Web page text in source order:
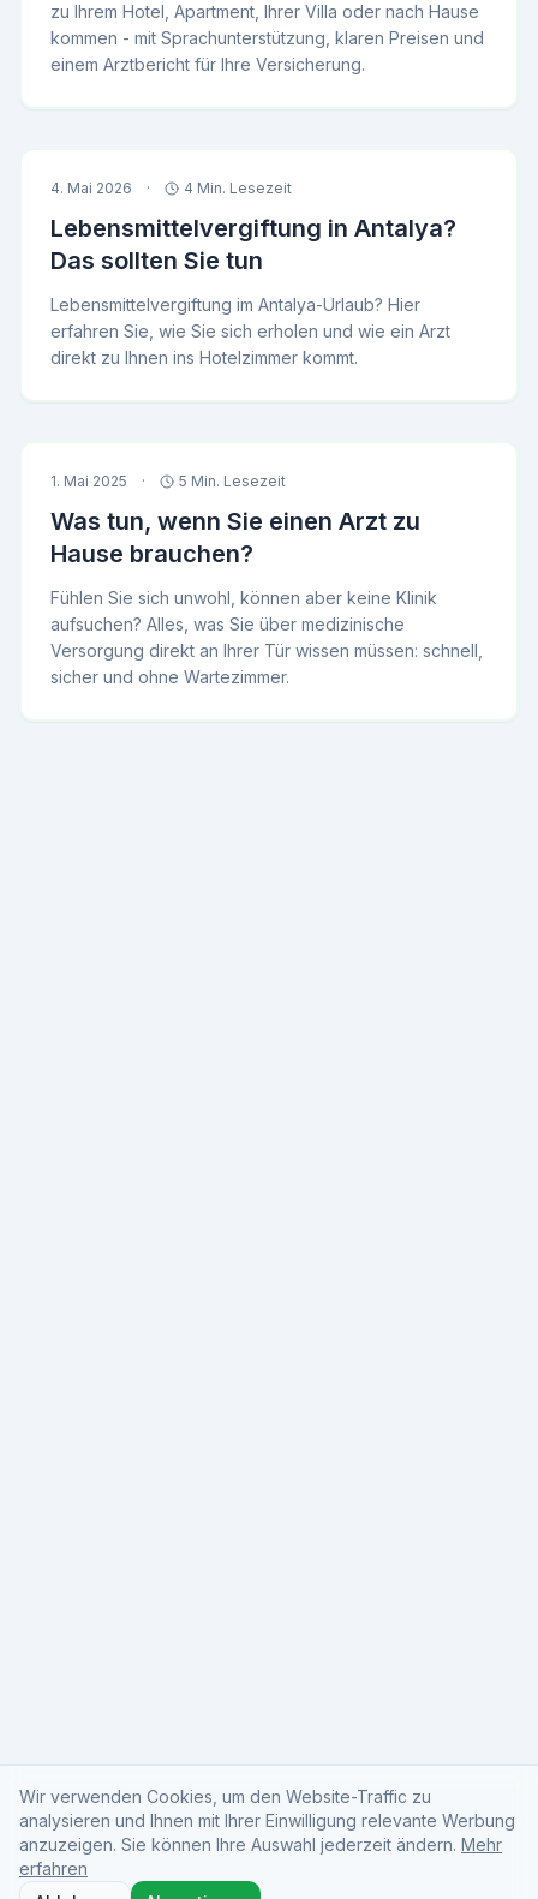
zu Ihrem Hotel, Apartment, Ihrer Villa oder nach Hause
kommen - mit Sprachunterstützung, klaren Preisen und
einem Arztbericht für Ihre Versicherung.
4. Mai 2026 · 4 Min. Lesezeit
Lebensmittelvergiftung in Antalya?
Das sollten Sie tun
Lebensmittelvergiftung im Antalya-Urlaub? Hier
erfahren Sie, wie Sie sich erholen und wie ein Arzt
direkt zu Ihnen ins Hotelzimmer kommt.
1. Mai 2025 · 5 Min. Lesezeit
Was tun, wenn Sie einen Arzt zu
Hause brauchen?
Fühlen Sie sich unwohl, können aber keine Klinik
aufsuchen? Alles, was Sie über medizinische
Versorgung direkt an Ihrer Tür wissen müssen: schnell,
sicher und ohne Wartezimmer.
Wir verwenden Cookies, um den Website-Traffic zu
analysieren und Ihnen mit Ihrer Einwilligung relevante Werbung
anzuzeigen. Sie können Ihre Auswahl jederzeit ändern. Mehr
erfahren